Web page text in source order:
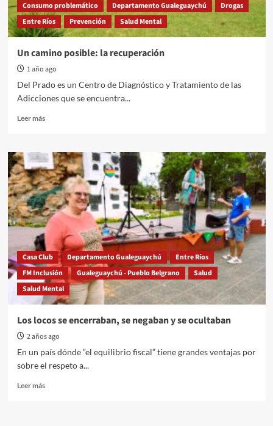
Consumo problemático Departamento Gualeguaychú
Drogas
Entre Ríos
Prevención Salud Mental
Un camino posible: la recuperación
1 año ago
Del Prado es un Centro de Diagnóstico y Tratamiento de las
Adicciones que se encuentra...
Leer másRead
Un
camino
posible:
la
recuperación
Casa Club Departamento Gualeguaychú
Entre Ríos
FM Inclusión
Gualeguaychú - Pueblo Belgrano
Salud
Salud Mental
Los locos se encerraban, se negaban y se ocultaban
2 años ago
En un país dónde “el equilibrio fiscal” tiene grandes ventajas por
sobre el respeto a...
Leer másRead